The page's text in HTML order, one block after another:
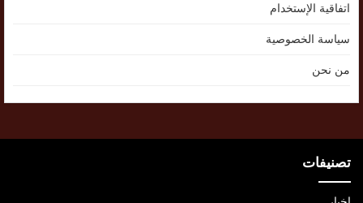
اتفاقية الإستخدام
سياسة الخصوصية
من نحن
تصنيفات